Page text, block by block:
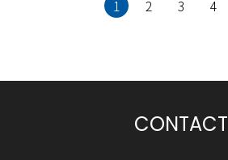
1 2 3 4
CONTACT